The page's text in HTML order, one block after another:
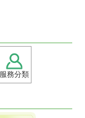
服務分類